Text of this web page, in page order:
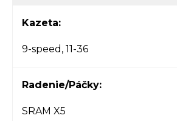
Kazeta:
9-speed, 11-36
Radenie/Páčky:
SRAM X5